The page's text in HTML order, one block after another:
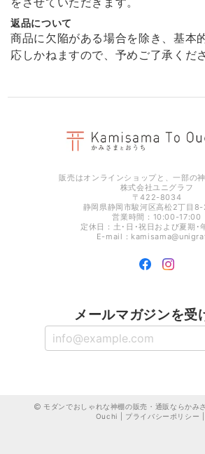
2026/01/11
心できます。 ありがとうございました！
返品について
商品に欠陥がある場合を除き、基本
応しかねますので、予めご了承くださ
販売はオンラインショップと、一部の神
株式会社ユニグラフ
〒422-8034
静岡県静岡市駿河区高松2丁目
営業時間：10:00-17:00
定休日：土･日･祝日および夏期･
E-mail：
メールマガジンを受
モダンでおしゃれな神棚の販売・通販ならか
Ouchi
プライバシーポリシー